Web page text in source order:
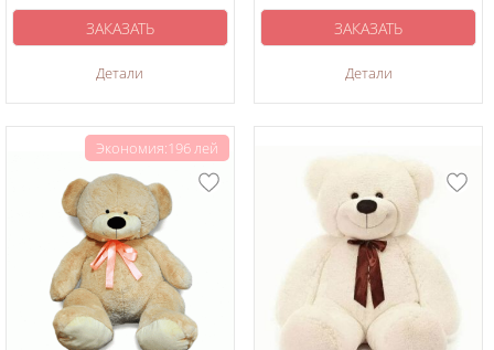
Детали
ЗАКАЗАТЬ
Детали
ЗАКАЗАТЬ
Экономия:196 лей